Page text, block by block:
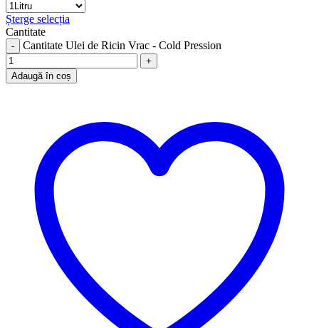
Șterge selecția
Cantitate
Cantitate Ulei de Ricin Vrac - Cold Pression
Adaugă în coș